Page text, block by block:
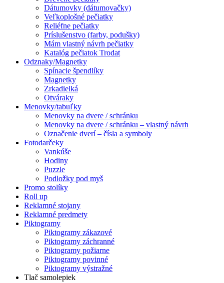
Dátumovky (dátumovačky)
Veľkoplošné pečiatky
Reliéfne pečiatky
Príslušenstvo (farby, podušky)
Mám vlastný návrh pečiatky
Katalóg pečiatok Trodat
Odznaky/Magnetky
Spínacie špendlíky
Magnetky
Zrkadielká
Otváraky
Menovky/tabuľky
Menovky na dvere / schránku
Menovky na dvere / schránku – vlastný návrh
Označenie dverí – čísla a symboly
Fotodarčeky
Vankúše
Hodiny
Puzzle
Podložky pod myš
Promo stolíky
Roll up
Reklamné stojany
Reklamné predmety
Piktogramy
Piktogramy zákazové
Piktogramy záchranné
Piktogramy požiarne
Piktogramy povinné
Piktogramy výstražné
Tlač samolepiek